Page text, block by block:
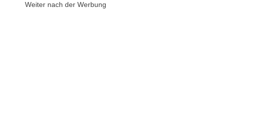
Weiter nach der Werbung